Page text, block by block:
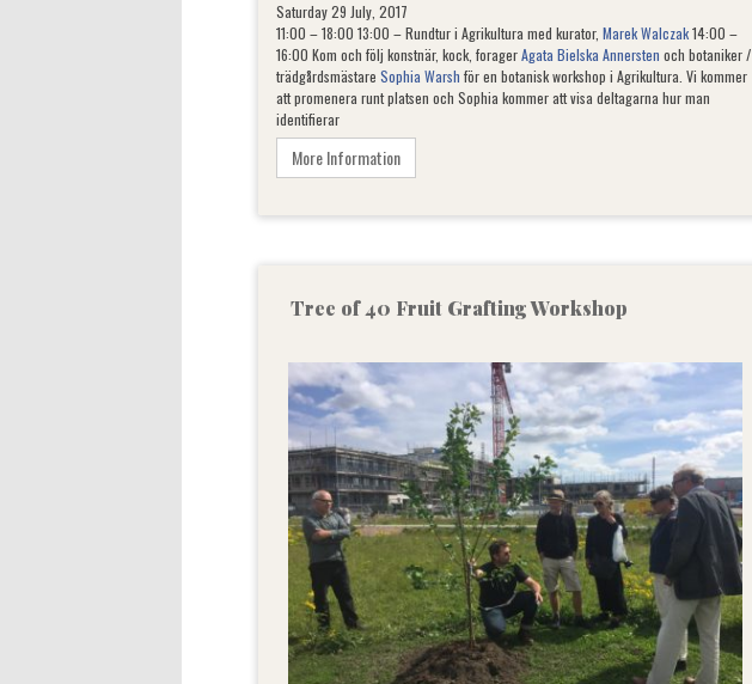
Saturday 29 July, 2017
11:00 – 18:00 13:00 – Rundtur i Agrikultura med kurator, Marek Walczak14:00 –
16:00 Kom och följ konstnär, kock, foragerAgata Bielska Annersten och botaniker /
trädgårdsmästare Sophia Warsh för en botanisk workshop i Agrikultura. Vi kommer
att promenera runt platsen och Sophia kommer att visa deltagarna hur man
identifierar
More Information
Tree of 40 Fruit Grafting Workshop